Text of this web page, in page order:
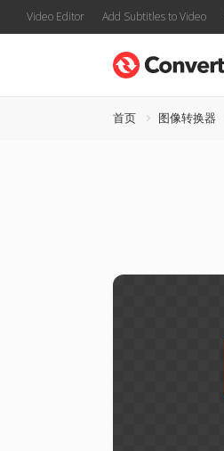
Video Editor Add Subtitles to Video
首页 图像转换器